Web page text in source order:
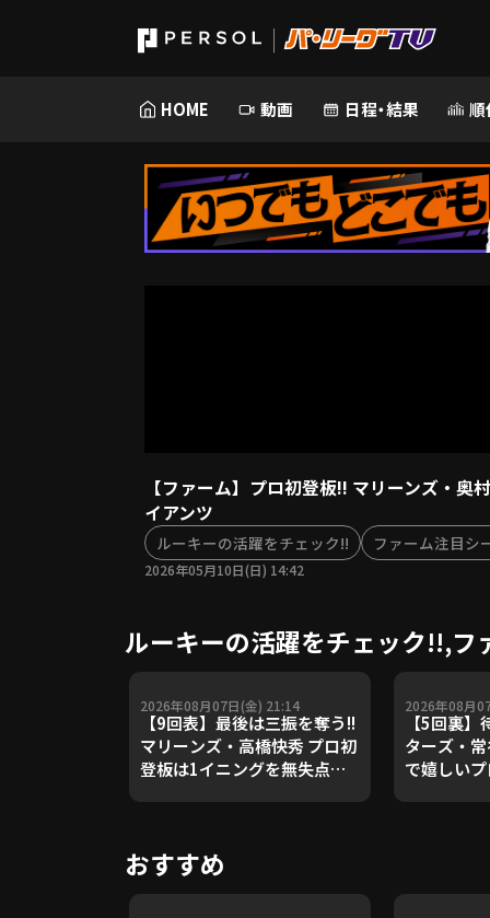
HOME 動画 日程・結果 順
【ファーム】プロ初登板!! マリーンズ・
イアンツ
ルーキーの活躍をチェック!! ファーム注目シ
2026年05月10日(日) 14:42
ルーキーの活躍をチェック!!,フ
2026年08月07日(金) 21:14
【9回表】最後は三振を奪う!!
マリーンズ・高橋快秀 プロ初
登板は1イニングを無失点に
2026年08月
【5回裏
ターズ・
で嬉しい
おすすめ